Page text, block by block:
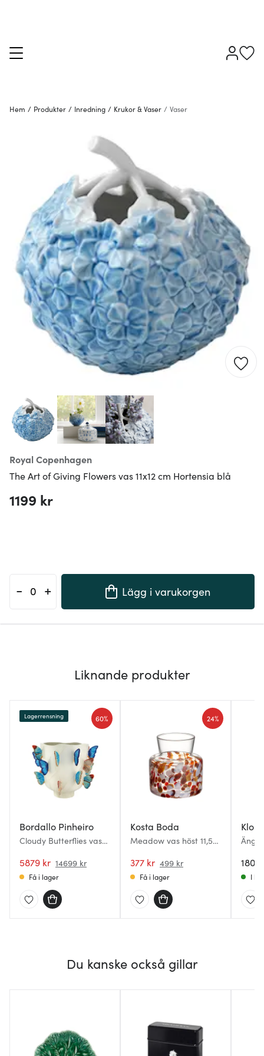
Hem / Produkter / Inredning / Krukor & Vaser / Vaser
Royal Copenhagen
The Art of Giving Flowers vas 11x12 cm Hortensia blå
1199 kr
- + Lägg i varukorgen
Liknande produkter
Bordallo Pinheiro
Cloudy Butterflies vas
5879 kr 14699 kr
60%
Lagerrensning
Få i lager
Kosta Boda
Meadow vas höst 11,5
377 kr 499 kr
24%
Få i lager
Äng
1800
I
Du kanske också gillar